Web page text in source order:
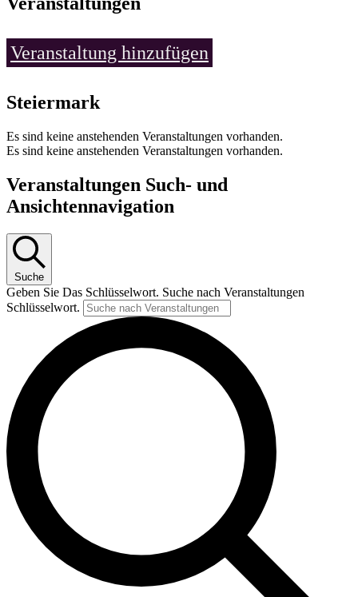
Veranstaltung hinzufügen
Steiermark
Es sind keine anstehenden Veranstaltungen vorhanden.
Es sind keine anstehenden Veranstaltungen vorhanden.
Veranstaltungen Such- und
Ansichtennavigation
Suche
Geben Sie Das Schlüsselwort. Suche nach Veranstaltungen
Schlüsselwort.